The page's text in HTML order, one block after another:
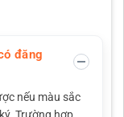
đăng
nếu màu sắc
Trường hợp